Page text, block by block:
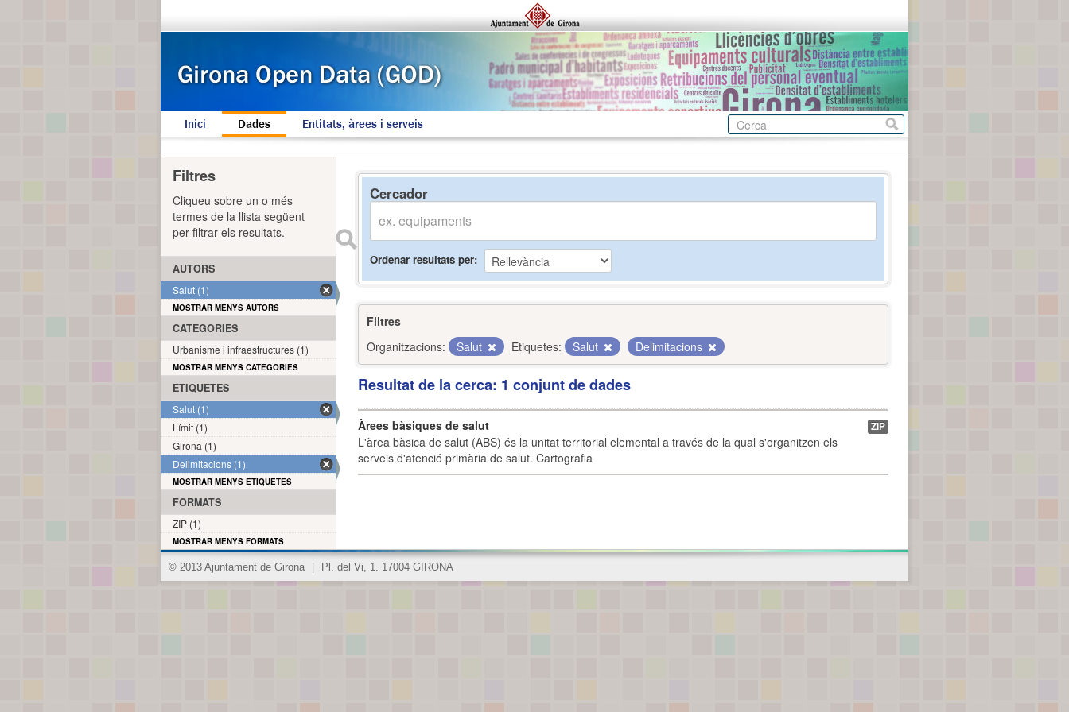
Inici Dades Entitats, àrees i serveis
Cercador
Ordenar resultats per
Filtres
Organitzacions:
Salut Etiquetes: Salut Delimitacions
Resultat de la cerca: 1 conjunt de dades
Àrees bàsiques de salut
L'àrea bàsica de salut (ABS) és la unitat territorial elemental a través de la qual s'organitzen els
serveis d'atenció primària de salut. Cartografia
ZIP
Filtres
Cliqueu sobre un o més
termes de la llista següent
per filtrar els resultats.
AUTORS
Salut (1)
MOSTRAR MENYS AUTORS
CATEGORIES
Urbanisme i infraestructures (1)
MOSTRAR MENYS CATEGORIES
ETIQUETES
Salut (1)
Límit (1)
Girona (1)
Delimitacions (1)
MOSTRAR MENYS ETIQUETES
FORMATS
ZIP (1)
MOSTRAR MENYS FORMATS
© 2013 Ajuntament de Girona Pl. del Vi, 1. 17004 GIRONA